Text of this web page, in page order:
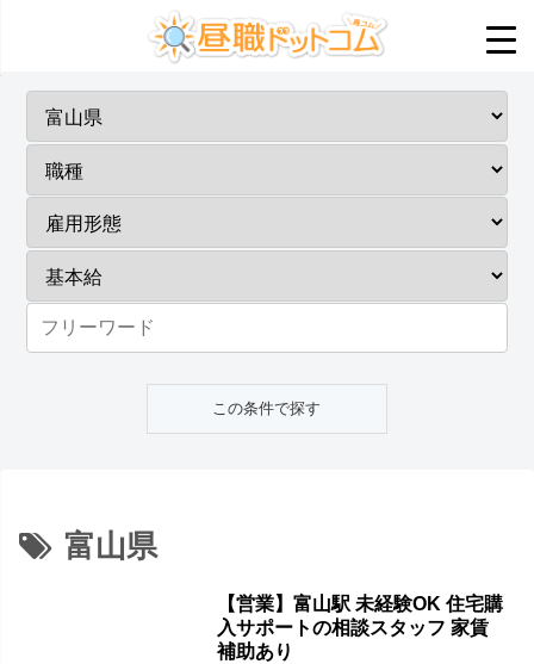
富山県
【営業】富山駅 未経験OK 住宅購
入サポートの相談スタッフ 家賃
補助あり